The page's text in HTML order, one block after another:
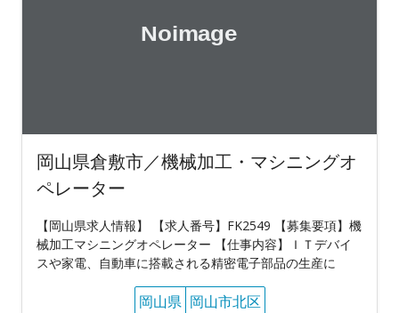
岡山県倉敷市／機械加工・マシニングオ
ペレーター
【岡山県求人情報】 【求人番号】FK2549 【募集要項】機
械加工マシニングオペレーター 【仕事内容】ＩＴデバイ
スや家電、自動車に搭載される精密電子部品の生産に
岡山県 岡山市北区